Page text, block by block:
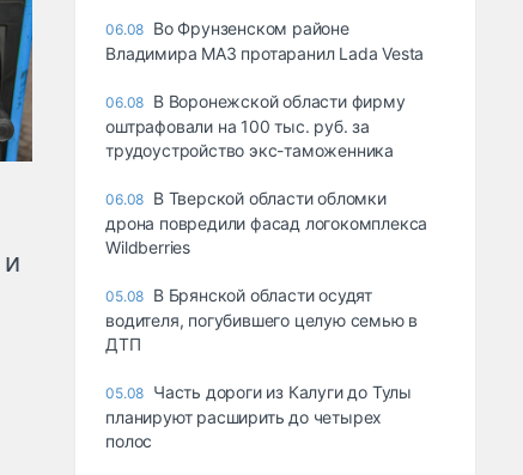
06.08 Во Фрунзенском районе
Владимира МАЗ протаранил Lada Vesta
06.08 В Воронежской области фирму
оштрафовали на 100 тыс. руб. за
трудоустройство экс-таможенника
06.08 В Тверской области обломки
дрона повредили фасад логокомплекса
Wildberries
05.08 В Брянской области осудят
водителя, погубившего целую семью в
ДТП
05.08 Часть дороги из Калуги до Тулы
планируют расширить до четырех
полос